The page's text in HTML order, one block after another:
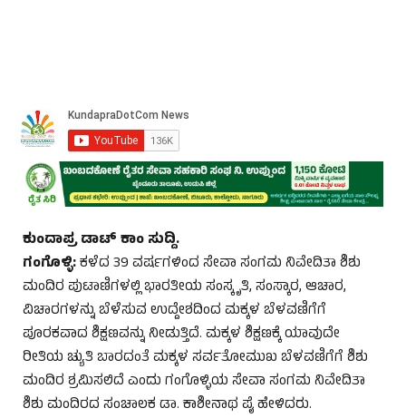
ಕುಂದಾಪ್ರ ಡಾಟ್‌ ಕಾಂ ಸುದ್ದಿ.
ಗಂಗೊಳ್ಳಿ:ಕಳೆದ 39 ವರ್ಷಗಳಿಂದ ಸೇವಾ ಸಂಗಮ ನಿವೇದಿತಾ ಶಿಶು
ಮಂದಿರ ಪುಟಾಣಿಗಳಲ್ಲಿ ಭಾರತೀಯ ಸಂಸ್ಕೃತಿ, ಸಂಸ್ಕಾರ, ಆಚಾರ,
ವಿಚಾರಗಳನ್ನು ಬೆಳೆಸುವ ಉದ್ದೇಶದಿಂದ ಮಕ್ಕಳ ಬೆಳವಣಿಗೆಗೆ
ಪೂರಕವಾದ ಶಿಕ್ಷಣವನ್ನು ನೀಡುತ್ತಿದೆ. ಮಕ್ಕಳ ಶಿಕ್ಷಣಕ್ಕೆ ಯಾವುದೇ
ರೀತಿಯ ಚ್ಯುತಿ ಬಾರದಂತೆ ಮಕ್ಕಳ ಸರ್ವತೋಮುಖ ಬೆಳವಣಿಗೆಗೆ ಶಿಶು
ಮಂದಿರ ಶ್ರಮಿಸಲಿದೆ ಎಂದು ಗಂಗೊಳ್ಳಿಯ ಸೇವಾ ಸಂಗಮ ನಿವೇದಿತಾ
ಶಿಶು ಮಂದಿರದ ಸಂಚಾಲಕ ಡಾ. ಕಾಶೀನಾಥ ಪೈ ಹೇಳಿದರು.